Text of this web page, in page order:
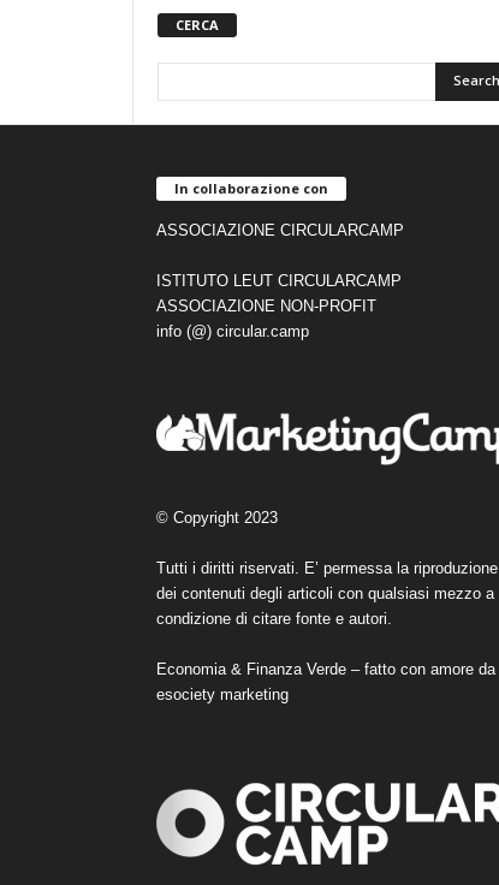
CERCA
In collaborazione con
ASSOCIAZIONE CIRCULARCAMP
ISTITUTO LEUT CIRCULARCAMP
ASSOCIAZIONE NON-PROFIT
info (@) circular.camp
© Copyright 2023
Tutti i diritti riservati. E’ permessa la riproduzione
dei contenuti degli articoli con qualsiasi mezzo a
condizione di citare fonte e autori.
Economia & Finanza Verde – fatto con amore da
esociety marketing